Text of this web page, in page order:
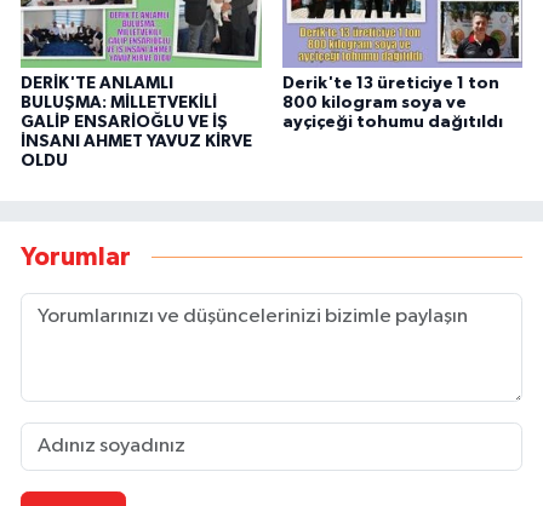
DERİK'TE ANLAMLI
BULUŞMA: MİLLETVEKİLİ
GALİP ENSARİOĞLU VE İŞ
İNSANI AHMET YAVUZ KİRVE
OLDU
Derik'te 13 üreticiye 1 ton
800 kilogram soya ve
ayçiçeği tohumu dağıtıldı
Yorumlar